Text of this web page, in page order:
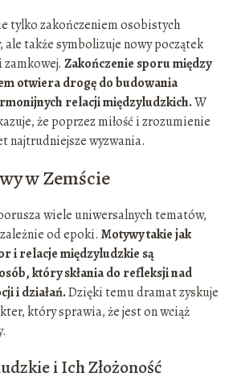
tylko zakończeniem osobistych
także symbolizuje nowy początek
zamkowej. Zakończenie sporu między
otwiera drogę do budowania
relacji międzyludzkich.W
że poprzez miłość i zrozumienie
najtrudniejsze wyzwania.
w Zemście
wiele uniwersalnych tematów,
od epoki. Motywy takie jak
i relacje międzyludzkie są
który skłania do refleksji nad
i działań.Dzięki temu dramat zyskuje
który sprawia, że jest on wciąż
i Ich Złożoność